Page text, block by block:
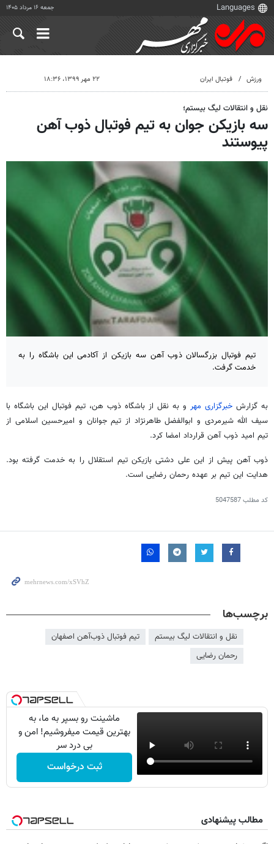
جمعه ۱۶ مرداد ۱۴۰۵
ورزش فوتبال ایران ۲۲ مهر ۱۳۹۹، ۱۸:۳۶
نقل و انتقالات لیگ بیستم؛
سه بازیکن جوان به تیم فوتبال ذوب آهن
پیوستند
تیم فوتبال بزرگسالان ذوب آهن سه بازیکن از آکادمی این باشگاه را به
خدمت گرفت.
به گزارش خبرگزاری مهر و به نقل از باشگاه ذوب هن، تیم فوتبال این باشگاه با
سیفاللهشیرمردی و ابوالفضل طاهرنژاد از تیم جوانان و امیرحسین اسلامی از
تیم امید ذوب آهن قرارداد امضا کرد.
ذوب آهن پیش از این علی دشتی بازیکن تیم استقلال را به خدمت گرفته بود.
هدایت این تیم بر عهده رحمان رضایی است.
کد مطلب5047587
برچسب‌ها
نقل و انتقالات لیگ بیستم
تیم فوتبال ذوب‌آهن اصفهان
رحمان رضایی
ماشینت رو بسپر به ما، به
بهترین قیمت میفروشیم! امن و
بی درد سر
ثبت درخواست
مطالب پیشنهادی